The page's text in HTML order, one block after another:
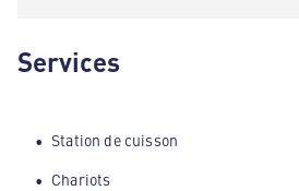
Services
Station de cuisson
Chariots